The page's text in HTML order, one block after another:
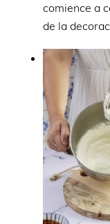
comience a
de la